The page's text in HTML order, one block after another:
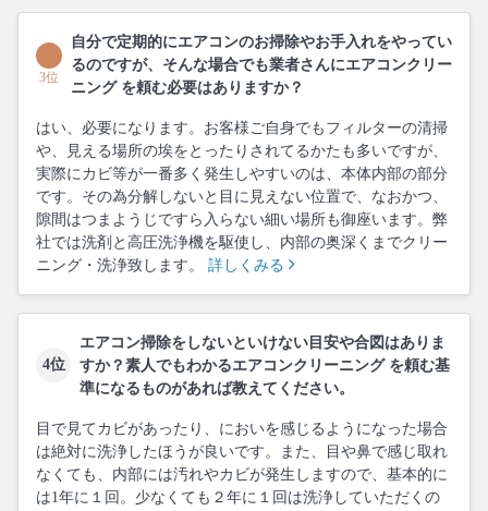
3位
自分で定期的にエアコンのお掃除やお手入れをやってい
るのですが、そんな場合でも業者さんにエアコンクリー
ニング を頼む必要はありますか？
はい、必要になります。お客様ご自身でもフィルターの清掃
や、見える場所の埃をとったりされてるかたも多いですが、
実際にカビ等が一番多く発生しやすいのは、本体内部の部分
です。その為分解しないと目に見えない位置で、なおかつ、
隙間はつまようじですら入らない細い場所も御座います。弊
社では洗剤と高圧洗浄機を駆使し、内部の奥深くまでクリー
ニング・洗浄致します。 詳しくみる
4位
エアコン掃除をしないといけない目安や合図はありま
すか？素人でもわかるエアコンクリーニング を頼む基
準になるものがあれば教えてください。
目で見てカビがあったり、においを感じるようになった場合
は絶対に洗浄したほうが良いです。また、目や鼻で感じ取れ
なくても、内部には汚れやカビが発生しますので、基本的に
は1年に１回。少なくても２年に１回は洗浄していただくの